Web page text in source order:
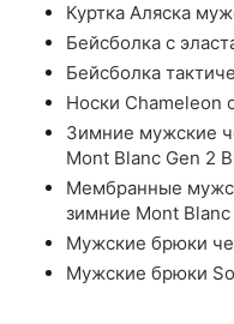
Куртка Аляска
Бейсболка с
Бейсболка
Носки Chameleon
Зимние мужские
Mont Blanc Gen 2
Мембранные
зимние Mont
Мужские брюки
Мужские брюки